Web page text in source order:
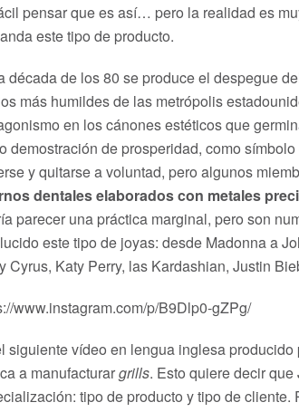
pensar que es así… pero la realidad es
este tipo de producto.
década de los 80 se produce el despegue
más humildes de las metrópolis
en los cánones estéticos que
demostración de prosperidad, como
y quitarse a voluntad, pero algunos
dentales elaborados con metales
parecer una práctica marginal, pero son
este tipo de joyas: desde Madonna a
Cyrus, Katy Perry, las Kardashian, Justin
www.instagram.com/p/B9Dlp0-gZPg/
siguiente vídeo en lengua inglesa
a manufacturargrills. Esto quiere decir
tipo de producto y tipo de